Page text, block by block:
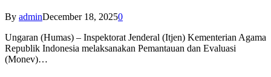
By adminDecember 18, 20250
Ungaran (Humas) – Inspektorat Jenderal (Itjen) Kementerian Agama
Republik Indonesia melaksanakan Pemantauan dan Evaluasi
(Monev)…